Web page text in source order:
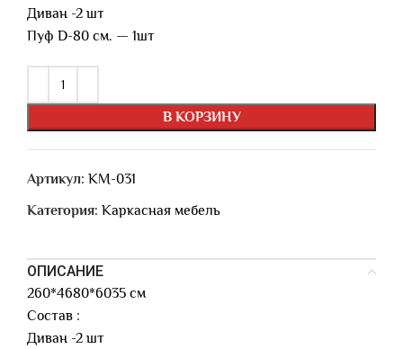
Диван -2 шт
Пуф D-80 см. — 1шт
В КОРЗИНУ
Артикул: КМ-031
Категория: Каркасная мебель
ОПИСАНИЕ
260*4680*6035 см
Состав :
Диван -2 шт